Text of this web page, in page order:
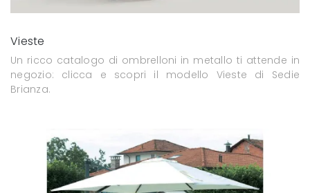
Vieste
Un ricco catalogo di ombrelloni in metallo ti attende in
negozio: clicca e scopri il modello Vieste di Sedie
Brianza.